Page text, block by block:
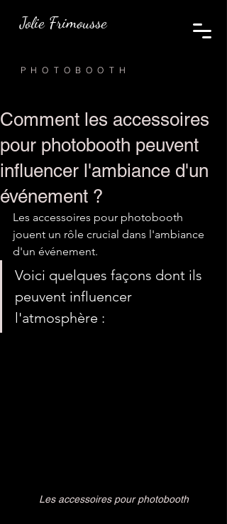
Jolie Frimousse
PHOTOBOOTH
Comment les accessoires
pour photobooth peuvent
influencer l'ambiance d'un
événement ?
Les accessoires pour photobooth
jouent un rôle crucial dans l'ambiance
d'un événement.
Voici quelques façons dont ils
peuvent influencer
l'atmosphère :
Les accessoires pour photobooth